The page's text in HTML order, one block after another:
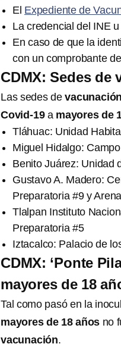
El Expediente de
La credencial del INE
En caso de que la
con un comprobante
CDMX: Sedes de
Las sedes devacunación
Covid-19 a mayores de
Tláhuac: Unidad
Miguel Hidalgo:
Benito Juárez: Unidad
Gustavo A. Madero:
Preparatoria #9 y
Tlalpan Instituto
Preparatoria #5
Iztacalco: Palacio de
CDMX: ‘Ponte
mayores de 18
Tal como pasó en la
mayores de 18 años no
vacunación.